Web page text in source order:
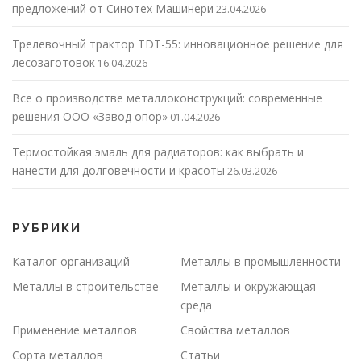
предложений от Синотех Машинери 23.04.2026
Трелевочный трактор TDT-55: инновационное решение для
лесозаготовок 16.04.2026
Все о производстве металлоконструкций: современные
решения ООО «Завод опор» 01.04.2026
Термостойкая эмаль для радиаторов: как выбрать и
нанести для долговечности и красоты 26.03.2026
РУБРИКИ
Каталог организаций
Металлы в промышленности
Металлы в строительстве
Металлы и окружающая
среда
Применение металлов
Свойства металлов
Сорта металлов
Статьи